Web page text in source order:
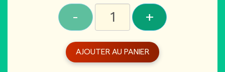
- +
AJOUTER AU PANIER